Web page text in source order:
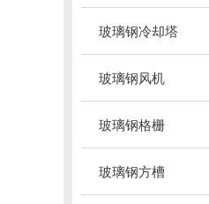
玻璃钢冷却塔
玻璃钢风机
玻璃钢格栅
玻璃钢方槽